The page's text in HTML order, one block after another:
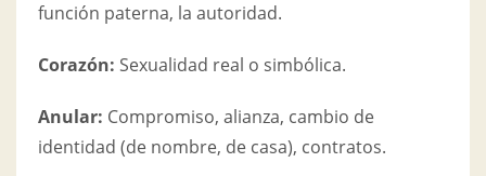
función paterna, la autoridad.
Corazón: Sexualidad real o simbólica.
Anular: Compromiso, alianza, cambio de
identidad (de nombre, de casa), contratos.